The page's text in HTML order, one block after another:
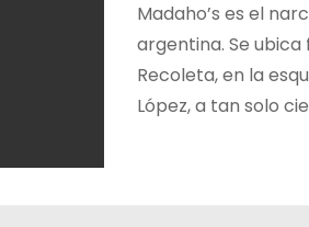
Madaho’s es el
argentina. Se
Recoleta, en la
López, a tan solo